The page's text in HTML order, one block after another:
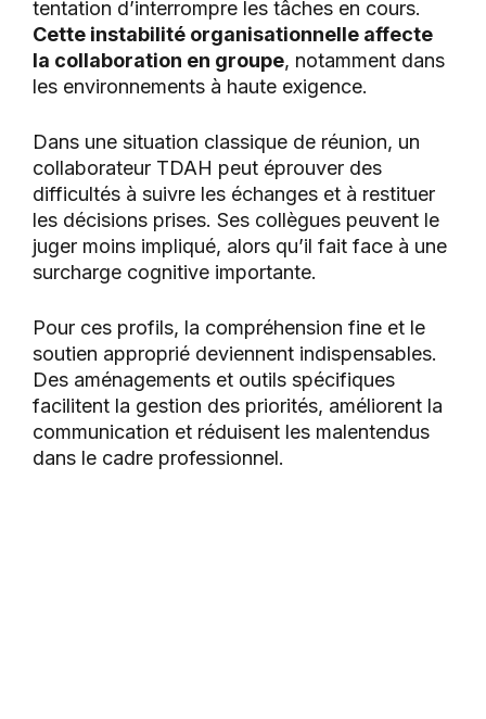
tentation d’interrompre les tâches en cours.
Cette instabilité organisationnelle affecte
la collaboration en groupe, notamment dans
les environnements à haute exigence.
Dans une situation classique de réunion, un
collaborateur TDAH peut éprouver des
difficultés à suivre les échanges et à restituer
les décisions prises. Ses collègues peuvent le
juger moins impliqué, alors qu’il fait face à une
surcharge cognitive importante.
Pour ces profils, la compréhension fine et le
soutien approprié deviennent indispensables.
Des aménagements et outils spécifiques
facilitent la gestion des priorités, améliorent la
communication et réduisent les malentendus
dans le cadre professionnel.